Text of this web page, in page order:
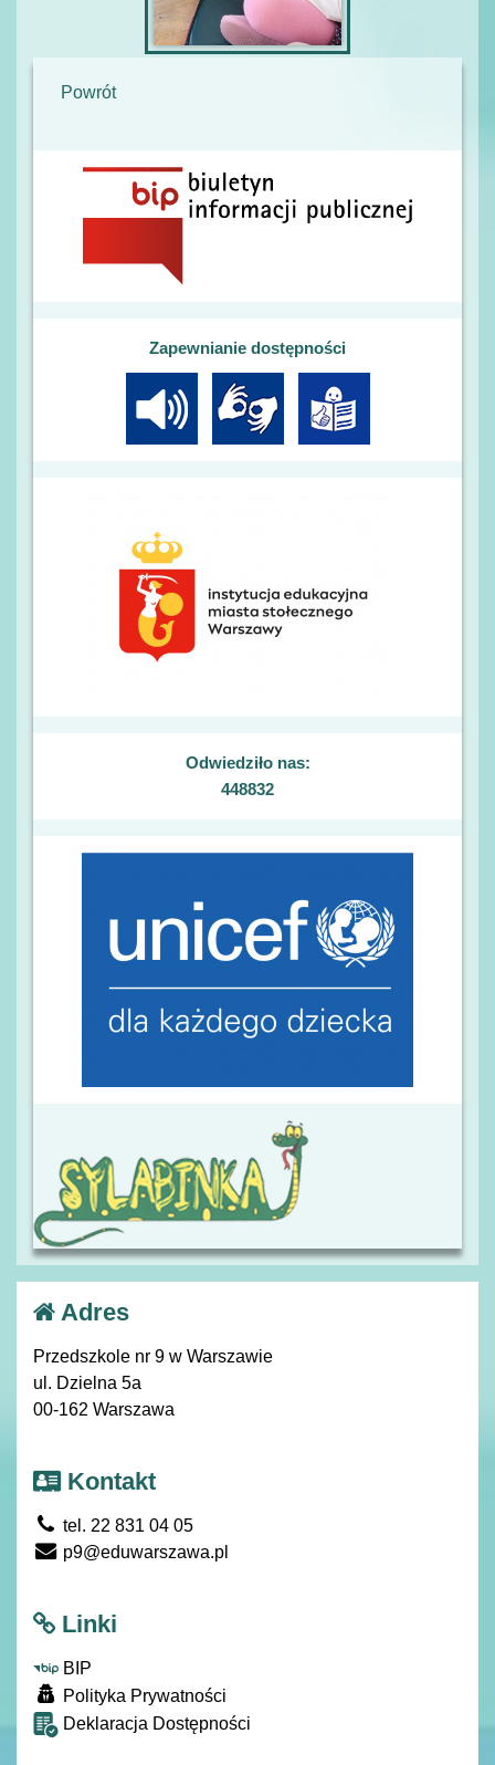
Powrót
Zapewnianie dostępności
Odwiedziło nas:
448832
Adres
Przedszkole nr 9 w Warszawie
ul. Dzielna 5a
00-162 Warszawa
Kontakt
tel. 22 831 04 05
p9@eduwarszawa.pl
Linki
BIP
Polityka Prywatności
Deklaracja Dostępności